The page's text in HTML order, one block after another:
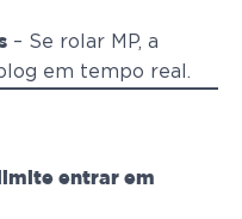
– Se rolar MP, a
em tempo real.
entrar em